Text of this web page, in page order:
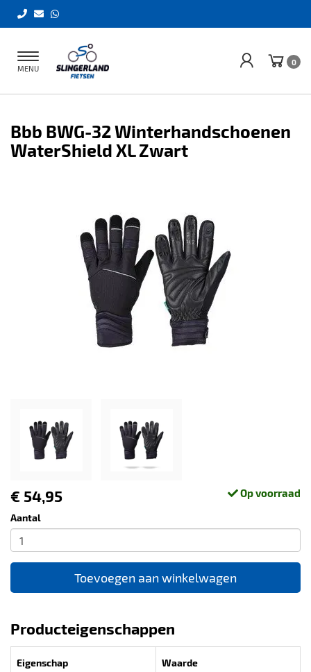
Toggle
navigation
MENU
0
Bbb BWG-32 Winterhandschoenen
WaterShield XL Zwart
€ 54,95 Op voorraad
Aantal
Toevoegen aan winkelwagen
Producteigenschappen
Eigenschap Waarde